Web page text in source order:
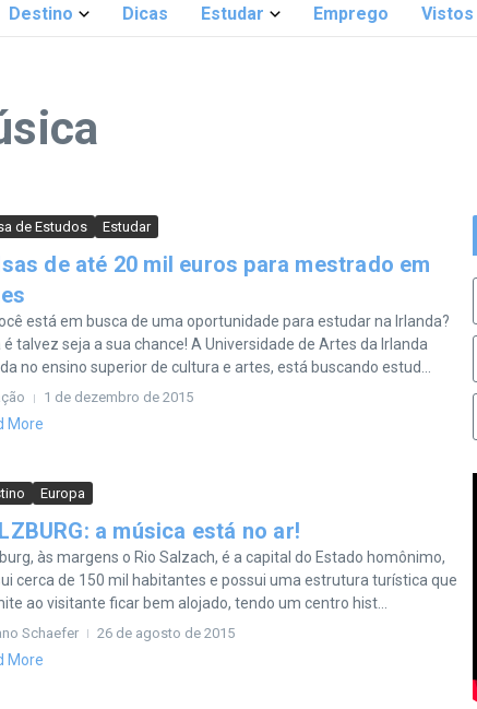
Destino Dicas Estudar Emprego Vistos
de Estudos Estudar
de até 20 mil euros para mestrado em
está em busca de uma oportunidade para estudar na Irlanda?
é talvez seja a sua chance! A Universidade de Artes da Irlanda
no ensino superior de cultura e artes, está buscando estud...
1 de dezembro de 2015
More
Europa
a música está no ar!
às margens o Rio Salzach, é a capital do Estado homônimo,
cerca de 150 mil habitantes e possui uma estrutura turística que
ao visitante ficar bem alojado, tendo um centro hist...
Schaefer 26 de agosto de 2015
More